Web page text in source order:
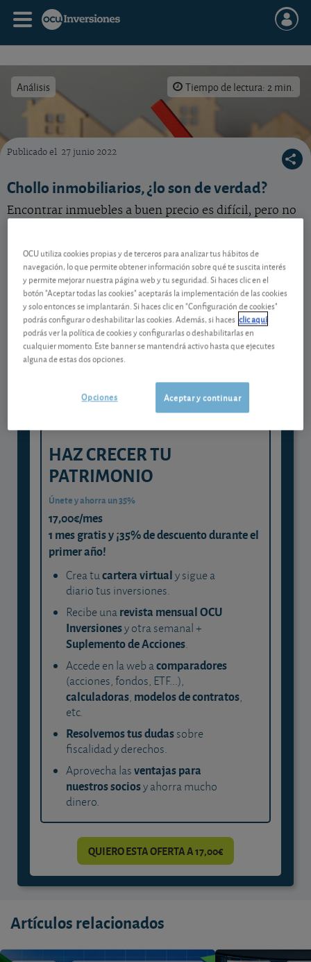
Análisis Tiempo de lectura: 2 min.
Publicado el 27 junio 2022
Chollo inmobiliarios, ¿lo son de verdad?
Encontrar inmuebles a buen precio es difícil, pero no
Contenido reservado a SOCIOS
Gestiona tu dinero con visión
experta
y consigue que cada euro trabaje
HAZ CRECER TU
PATRIMONIO
Únete y ahorra un 35%
17,00€/mes
1 mes gratis y ¡35% de descuento durante el
primer año!
Crea tucartera virtualy sigue a
diario tus inversiones.
Recibe unarevista mensual OCU
Inversionesy otra semanal +
Suplemento de Acciones.
Accede en la web acomparadores
(acciones, fondos, ETF...),
calculadoras, modelos de contratos,
etc.
Resolvemos tus dudassobre
fiscalidad y derechos.
Aprovecha lasventajas para
nuestros sociosy ahorra mucho
dinero.
QUIERO ESTA OFERTA A 17,00€
Artículos relacionados
OCU utiliza cookies propias y de terceros para analizar tus hábitos de
navegación, lo que permite obtener información sobre qué te suscita interés
y permite mejorar nuestra página web y tu seguridad. Si haces clic en el
botón "Aceptar todas las cookies" aceptarás la implementación de las cookies
y solo entonces se implantarán. Si haces clic en "Configuración de cookies"
podrás configurar o deshabilitar las cookies. Además, si haces clic aquí
podrás ver la política de cookies y configurarlas o deshabilitarlas en
cualquier momento. Este banner se mantendrá activo hasta que ejecutes
alguna de estas dos opciones.
Aceptar y continuar
Opciones